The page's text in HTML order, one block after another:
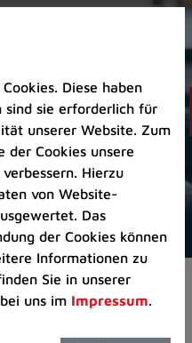
Diese haben
sind sie erforderlich für
unserer Website. Zum
der Cookies unsere
Hierzu
von Website-
Das
der Cookies können
Informationen zu
Sie in unserer
uns im Impressum.